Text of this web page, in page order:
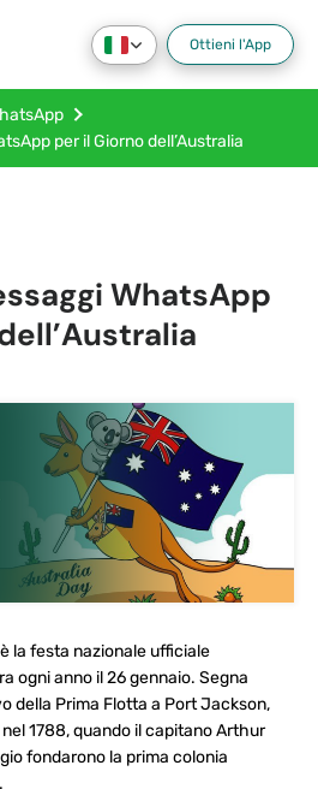
Ottieni l'App
per il Giorno dell’Australia
WhatsApp
la festa nazionale ufficiale
ogni anno il 26 gennaio. Segna
della Prima Flotta a Port Jackson,
1788, quando il capitano Arthur
fondarono la prima colonia